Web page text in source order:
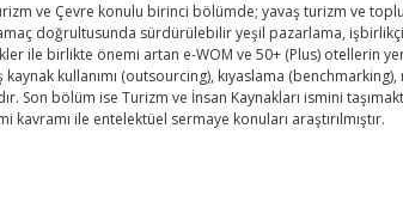
ve Çevre konulu birinci bölümde; yavaş turizm ve
doğrultusunda sürdürülebilir yeşil pazarlama, işbirlikçi
ile birlikte önemi artan e-WOM ve 50+ (Plus) otellerin
kullanımı (outsourcing), kıyaslama
Son bölüm ise Turizm ve İnsan Kaynakları ismini
ile entelektüel sermaye konuları araştırılmıştır.